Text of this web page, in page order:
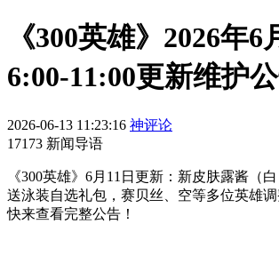
《300英雄》2026年6
6:00-11:00更新维护
2026-06-13 11:23:16 神评论
17173 新闻导语
《300英雄》6月11日更新：新皮肤露酱（
送泳装自选礼包，赛贝丝、空等多位英雄调
快来查看完整公告！